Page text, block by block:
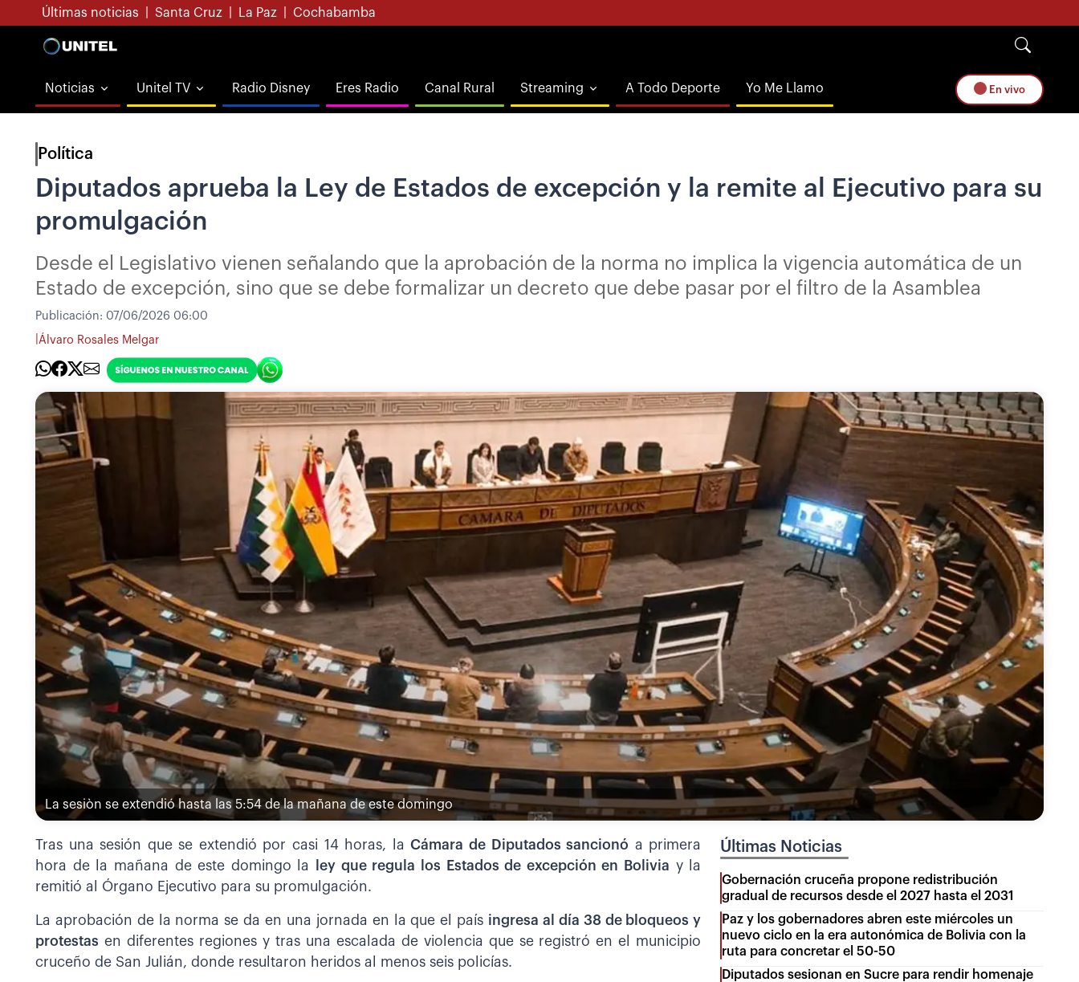
Últimas noticias Santa Cruz La Paz Cochabamba
Noticias Unitel TV Radio Disney Eres Radio Canal Rural Streaming A Todo Deporte Yo Me Llamo En vivo
Política
Diputados aprueba la Ley de Estados de excepción y la remite al Ejecutivo para su
promulgación
Desde el Legislativo vienen señalando que la aprobación de la norma no implica la vigencia automática de un
Estado de excepción, sino que se debe formalizar un decreto que debe pasar por el filtro de la Asamblea
Publicación: 07/06/2026 06:00
Álvaro Rosales Melgar
La sesiòn se extendió hasta las 5:54 de la mañana de este domingo
Tras una sesión que se extendió por casi 14 horas, laCámara de Diputados sancionó a primera
hora de la mañana de este domingo la
ley que regula los Estados de excepción en Bolivia y la
remitió al Órgano Ejecutivo para su promulgación.
La aprobación de la norma se da en una jornada en la que el país ingresa al día 38 de bloqueos y
protestas en diferentes regiones y tras una escalada de violencia que se registró en el municipio
cruceño de San Julián, donde resultaron heridos al menos seis policías.
Últimas Noticias
Gobernación cruceña propone redistribución
gradual de recursos desde el 2027 hasta el 2031
Paz y los gobernadores abren este miércoles un
nuevo ciclo en la era autonómica de Bolivia con la
ruta para concretar el 50-50
Diputados sesionan en Sucre para rendir homenaje